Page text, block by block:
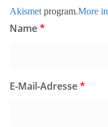
Akismet program.More
Name*
E-Mail-Adresse*